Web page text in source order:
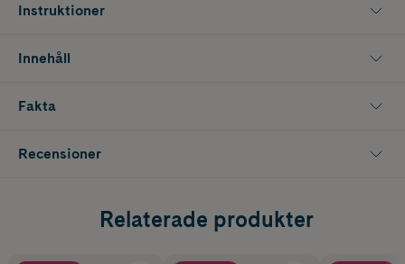
Instruktioner
Innehåll
Fakta
Recensioner
Relaterade produkter